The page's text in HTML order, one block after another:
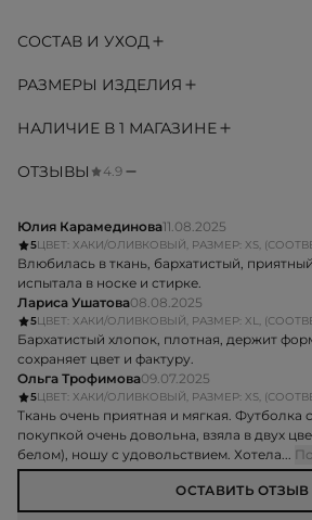
СОСТАВ И УХОД
РАЗМЕРЫ ИЗДЕЛИЯ
НАЛИЧИЕ В 1 МАГАЗИНЕ
ОТЗЫВЫ 4.9
Юлия Карамединова11.08.2025
5ЦВЕТ: ХАКИ/ОЛИВКОВЫЙ, РАЗМЕР: XS,
Влюбилась в ткань, бархатистый,
испытала в носке и стирке.
Лариса Ушатова08.08.2025
5ЦВЕТ: ХАКИ/ОЛИВКОВЫЙ, РАЗМЕР: XL,
Бархатистый хлопок, плотная, держит
сохраняет цвет и фактуру.
Ольга Трофимова09.07.2025
5ЦВЕТ: ХАКИ/ОЛИВКОВЫЙ, РАЗМЕР: XS,
Ткань очень приятная и мягкая. Футболка
покупкой очень довольна, взяла в двух
белом), ношу с удовольствием. Хотела...
ОСТАВИТЬ ОТЗЫВ